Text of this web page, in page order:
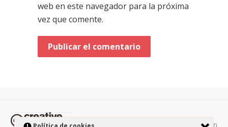
web en este navegador para la próxima
vez que comente.
Todos los contenidos de esta página están